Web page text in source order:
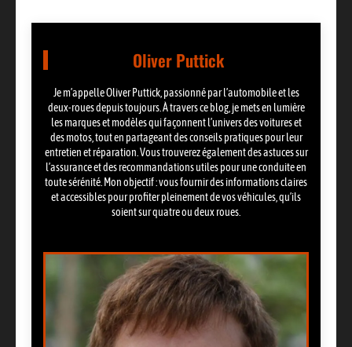
Oliver Puttick
Je m’appelle Oliver Puttick, passionné par l’automobile et les
deux-roues depuis toujours. À travers ce blog, je mets en lumière
les marques et modèles qui façonnent l’univers des voitures et
des motos, tout en partageant des conseils pratiques pour leur
entretien et réparation. Vous trouverez également des astuces sur
l’assurance et des recommandations utiles pour une conduite en
toute sérénité. Mon objectif : vous fournir des informations claires
et accessibles pour profiter pleinement de vos véhicules, qu’ils
soient sur quatre ou deux roues.